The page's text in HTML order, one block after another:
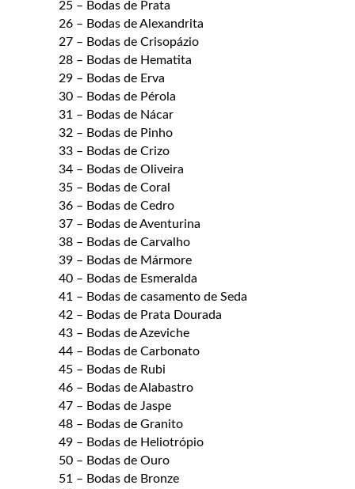
25 – Bodas de Prata
26 – Bodas de Alexandrita
27 – Bodas de Crisopázio
28 – Bodas de Hematita
29 – Bodas de Erva
30 – Bodas de Pérola
31 – Bodas de Nácar
32 – Bodas de Pinho
33 – Bodas de Crizo
34 – Bodas de Oliveira
35 – Bodas de Coral
36 – Bodas de Cedro
37 – Bodas de Aventurina
38 – Bodas de Carvalho
39 – Bodas de Mármore
40 – Bodas de Esmeralda
41 – Bodas de casamento de Seda
42 – Bodas de Prata Dourada
43 – Bodas de Azeviche
44 – Bodas de Carbonato
45 – Bodas de Rubi
46 – Bodas de Alabastro
47 – Bodas de Jaspe
48 – Bodas de Granito
49 – Bodas de Heliotrópio
50 – Bodas de Ouro
51 – Bodas de Bronze